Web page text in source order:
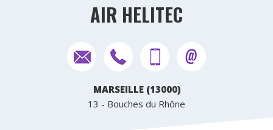
AIR HELITEC
MARSEILLE (13000)
13 - Bouches du Rhône